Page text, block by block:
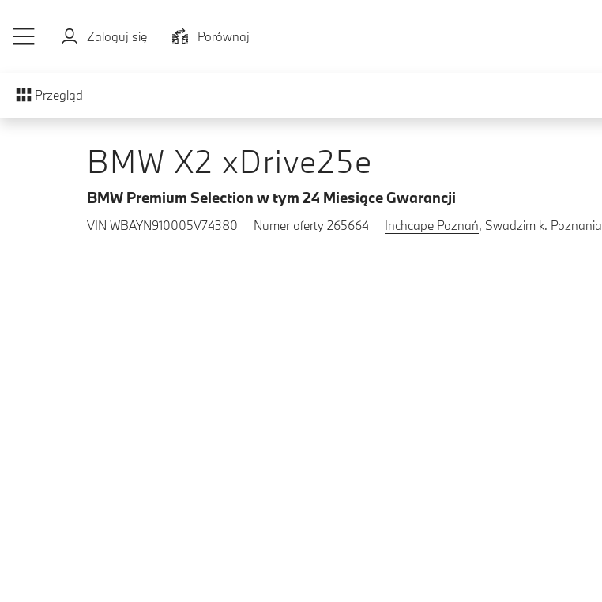
Zaloguj się
Porównaj
Przegląd
BMW X2 xDrive25e
BMW Premium Selection w tym 24 Miesiące Gwarancji
VIN WBAYN910005V74380 Numer oferty 265664 Inchcape Poznań, Swadzim k. Poznania